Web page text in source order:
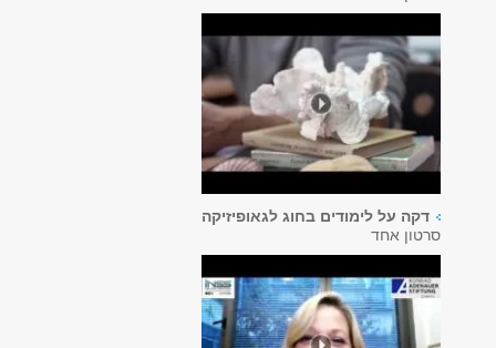
דקה על לימודים בחוג לגאופיזיקה
סרטון אחד